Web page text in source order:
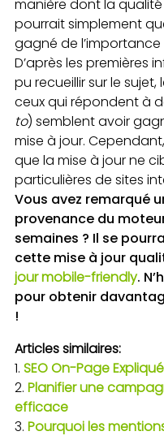
manière dont la qualité
pourrait simplement
gagné de
D’après les premières
pu recueillir sur le
ceux qui répondent à
to) semblent avoir
mise à jour.
que la mise à jour ne
particulières de sites
Vous avez remarqué
provenance du
semaines ? Il se
cette mise à jour
jour mobile-friendly.
pour obtenir
!
Articles similaires:
SEO On-Page
Planifier une
efficace
Pourquoi les